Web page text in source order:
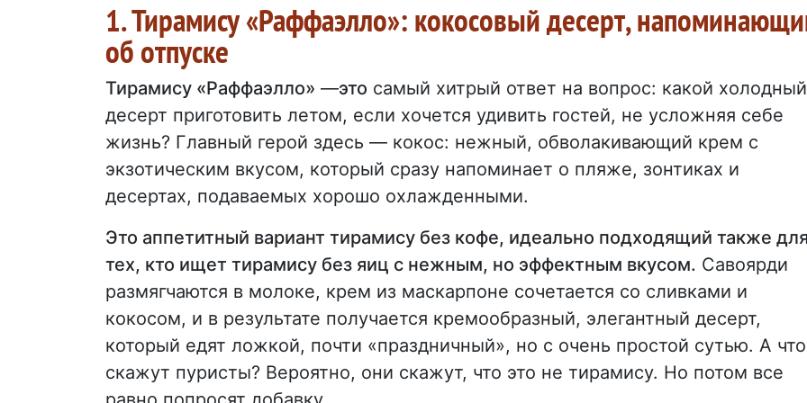
1. Тирамису «Раффаэлло»: кокосовый десерт,
об отпуске
Тирамису «Раффаэлло» —это самый хитрый ответ на вопрос: какой холодный
десерт приготовить летом, если хочется удивить гостей, не усложняя себе
жизнь? Главный герой здесь — кокос: нежный, обволакивающий крем с
экзотическим вкусом, который сразу напоминает о пляже, зонтиках и
десертах, подаваемых хорошо охлажденными.
Это аппетитный вариант тирамису без кофе, идеально подходящий также
тех, кто ищет тирамису без яиц с нежным, но эффектным вкусом. Савоярди
размягчаются в молоке, крем из маскарпоне сочетается со сливками и
кокосом, и в результате получается кремообразный, элегантный десерт,
который едят ложкой, почти «праздничный», но с очень простой сутью. А что
скажут пуристы? Вероятно, они скажут, что это не тирамису. Но потом все